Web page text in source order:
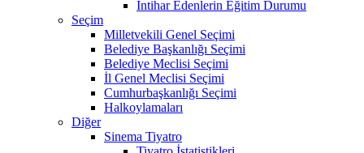
İntihar Edenlerin Eğitim Durumu
Seçim
Milletvekili Genel Seçimi
Belediye Başkanlığı Seçimi
Belediye Meclisi Seçimi
İl Genel Meclisi Seçimi
Cumhurbaşkanlığı Seçimi
Halkoylamaları
Diğer
Sinema Tiyatro